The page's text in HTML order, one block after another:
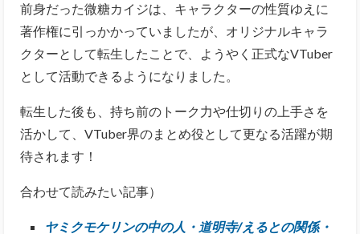
前身だった微糖カイジは、キャラクターの性質ゆえに
著作権に引っかかっていましたが、オリジナルキャラ
クターとして転生したことで、ようやく正式なVTuber
として活動できるようになりました。
転生した後も、持ち前のトーク力や仕切りの上手さを
活かして、VTuber界のまとめ役として更なる活躍が期
待されます！
合わせて読みたい記事）
ヤミクモケリンの中の人・道明寺/えるとの関係・